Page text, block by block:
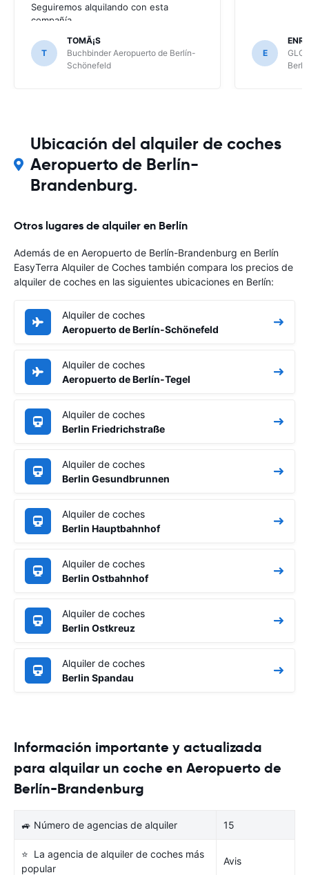
Seguiremos alquilando con esta
compañía
T
TOMÃ¡S
Buchbinder Aeropuerto de Berlín-
Schönefeld
E
Ubicación del alquiler de coches
Aeropuerto de Berlín-
Brandenburg.
Otros lugares de alquiler en Berlín
Además de en Aeropuerto de Berlín-Brandenburg en Berlín
EasyTerra Alquiler de Coches también compara los precios de
alquiler de coches en las siguientes ubicaciones en Berlín:
Alquiler de coches
Aeropuerto de Berlín-Schönefeld
Alquiler de coches
Aeropuerto de Berlín-Tegel
Alquiler de coches
Berlin Friedrichstraße
Alquiler de coches
Berlin Gesundbrunnen
Alquiler de coches
Berlin Hauptbahnhof
Alquiler de coches
Berlin Ostbahnhof
Alquiler de coches
Berlin Ostkreuz
Alquiler de coches
Berlin Spandau
Información importante y actualizada
para alquilar un coche en Aeropuerto de
Berlín-Brandenburg
🚙 Número de agencias de alquiler 15
⭐ La agencia de alquiler de coches más
popular
Avis